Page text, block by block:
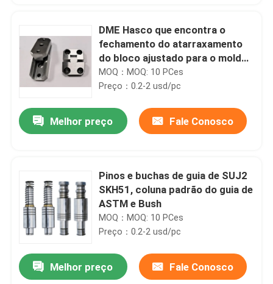
DME Hasco que encontra o
fechamento do atarraxamento
do bloco ajustado para o molde
do veículo
MOQ：MOQ: 10 PCes
Preço：0.2-2 usd/pc
Melhor preço Fale Conosco
Pinos e buchas de guia de SUJ2
SKH51, coluna padrão do guia de
ASTM e Bush
MOQ：MOQ: 10 PCes
Preço：0.2-2 usd/pc
Melhor preço Fale Conosco